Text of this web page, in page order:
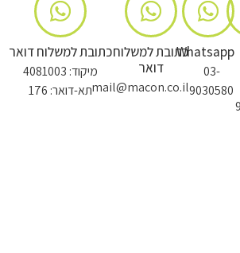
Whatsapp
03-
9030580
כתובת למשלוח
דואר
mail@macon.co.il
כתובת למשלוח דואר
מיקוד: 4081003
תא-דואר: 176